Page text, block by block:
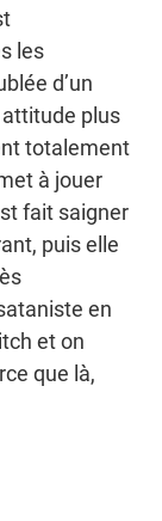
les
d’un
plus
totalement
à jouer
fait saigner
puis elle
en
et on
que là,